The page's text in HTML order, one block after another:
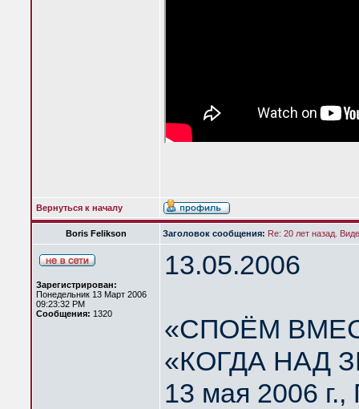
Вернуться к началу
Boris Felikson Заголовок сообщения: Re: 20 лет назад.
Зарегистрирован:
Понедельник 13 Март 2006
09:23:32 PM
Сообщения: 1320
13.05.2006
«СПОЁМ
«КОГДА НАД
13 мая 2006 г.,